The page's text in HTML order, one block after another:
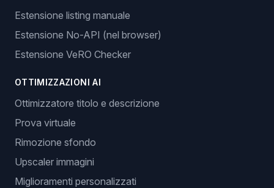
Estensione listing manuale
Estensione No-API (nel browser)
Estensione VeRO Checker
OTTIMIZZAZIONI AI
Ottimizzatore titolo e descrizione
Prova virtuale
Rimozione sfondo
Upscaler immagini
Miglioramenti personalizzati